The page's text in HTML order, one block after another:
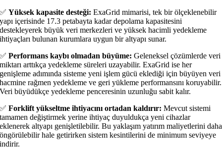
✅Yüksek kapasite desteği: ExaGrid mimarisi, tek bir ölçeklenebilir
yapı içerisinde 17.3 petabayta kadar depolama kapasitesini
destekleyerek büyük veri merkezleri ve yüksek hacimli yedekleme
ihtiyaçları bulunan kurumlara uygun bir altyapı sunar.
✅Performans kaybı olmadan büyüme: Geleneksel çözümlerde veri
miktarı arttıkça yedekleme süreleri uzayabilir. ExaGrid ise her
genişleme adımında sisteme yeni işlem gücü eklediği için büyüyen veri
hacmine rağmen yedekleme ve geri yükleme performansını koruyabilir.
Veri büyüdükçe yedekleme penceresinin uzunluğu sabit kalır.
✅Forklift yükseltme ihtiyacını ortadan kaldırır: Mevcut sistemi
tamamen değiştirmek yerine ihtiyaç duyuldukça yeni cihazlar
eklenerek altyapı genişletilebilir. Bu yaklaşım yatırım maliyetlerini daha
öngörülebilir hale getirirken sistem kesintilerini de minimum seviyeye
indirir.